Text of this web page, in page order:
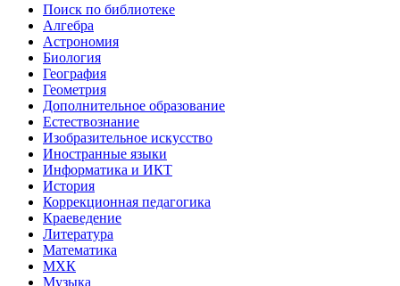
Поиск по библиотеке
Алгебра
Астрономия
Биология
География
Геометрия
Дополнительное образование
Естествознание
Изобразительное искусство
Иностранные языки
Информатика и ИКТ
История
Коррекционная педагогика
Краеведение
Литература
Математика
МХК
Музыка